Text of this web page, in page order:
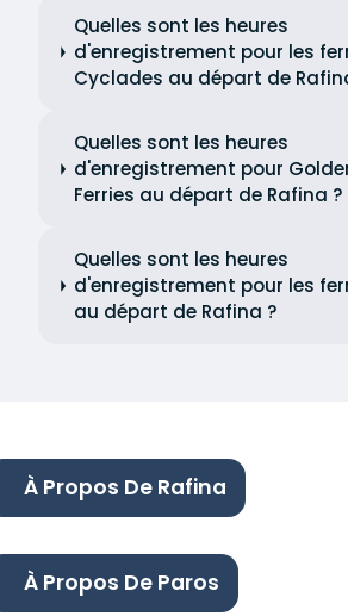
Quelles sont les heures
d'enregistrement pour les
Cyclades au départ de
Quelles sont les heures
d'enregistrement pour
Ferries au départ de Rafina ?
Quelles sont les heures
d'enregistrement pour les
au départ de Rafina ?
À Propos De Rafina
À Propos De Paros